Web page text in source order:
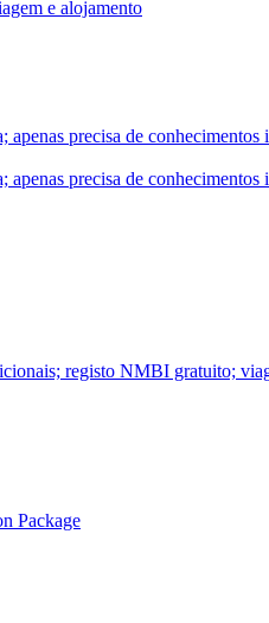
e alojamento
precisa de conhecimentos
precisa de conhecimentos
registo NMBI gratuito;
Package